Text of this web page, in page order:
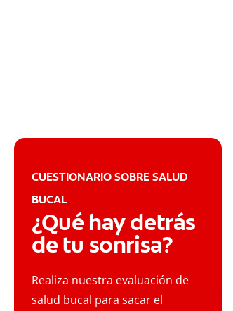
CUESTIONARIO SOBRE SALUD
BUCAL
¿Qué hay detrás
de tu sonrisa?
Realiza nuestra evaluación de
salud bucal para sacar el